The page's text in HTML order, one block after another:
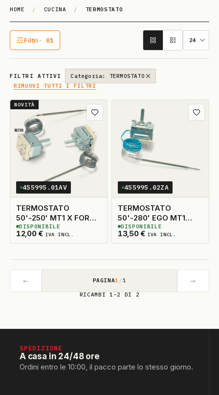
HOME / CUCINA / TERMOSTATO
TERMOSTA­TO
Filtri · 01
1 filtro attivo
FILTRI ATTIVI
Categoria: TERMOSTATO
RIMUOVI TUTTI I FILTRI
NOVITÀ
Aggiungi ai preferiti
455995.01AV
TERMOSTATO
50'-250' MT1 X FORNO
VANTILATO EGO
12,00€ IVA INCL.
4DISPONIBILI
DISPONIBILE
455995.02ZA
TERMOSTATO
50'-280' EGO MT1
ORIGINALE
13,50€ IVA INCL.
4DISPONIBILI
DISPONIBILE
← PAGINA1 /1 →
RICAMBI 1–2 DI 2
SPEDIZIONE
A casa in 24/48 ore
Ordini entro le 10:00, il pacco parte lo stesso giorno.